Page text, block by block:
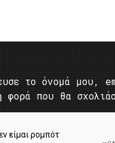
το όνομά μου,
φορά που θα